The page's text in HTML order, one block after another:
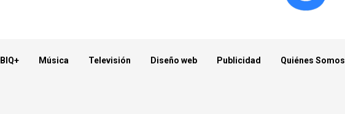
Música Televisión Diseño web Publicidad Quiénes Somos